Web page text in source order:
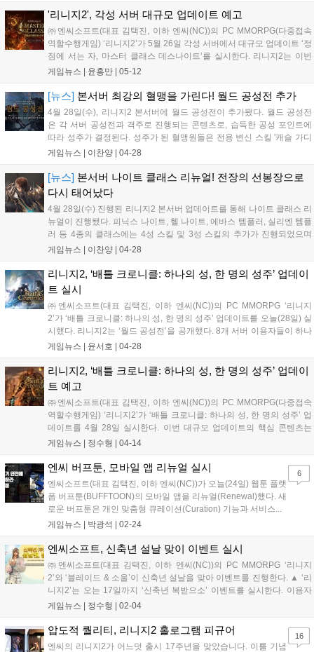
'리니지2', 각성 서버 대규모 업데이트 예고
㈜엔씨소프트(대표 김택진, 이하 엔씨(NC))의 PC MMORPG(다중접속
역할수행게임) ‘리니지2’가 5월 26일 각성 서버에서 대규모 업데이트 ‘정
점에 서는 자, 마스터 클래스 데스나이트’를 실시한다. 리니지2는 이번
업데이트에서 ▲신규 클래스 ‘데...
게임뉴스 | 윤홍만 05-12
[뉴스] 본서버 최강의 혈맹을 가린다! 월드 공성전 추가
4월 28일(수), 리니지2 본서버에 월드 공성전이 추가됐다. 월드 공성전
은 각 서버 공성전과 격주로 진행되는 콘텐츠로, 습득한 공성 포인트에
따라 성주가 결정된다. 성주가 된 혈맹원들은 전용 변신 스킬 '캐슬 가디
언 변신'을 월드 서버에서 사용할 수...
게임뉴스 | 이찬양 04-28
[뉴스] 본서버 나이트 클래스 리뉴얼! 전장의 선봉장으로
다시 태어났다
4월 28일(수) 진행된 리니지2 본서버 업데이트를 통해 나이트 클래스 리
뉴얼이 진행됐다. 피닉스 나이트, 헬 나이트, 에바스 템플러, 실리엔 템플
러 등 4종의 클래스에는 4성 스킬 및 3성 스킬의 추가가 진행되었으며
나이트 클래스 공통 버프 스킬도...
게임뉴스 | 이찬양 04-28
리니지2, ‘배틀 크로니클: 하나의 성, 한 명의 성주’ 업데이
트 실시
㈜엔씨소프트(대표 김택진, 이하 엔씨(NC))의 PC MMORPG ‘리니지
2’가 ‘배틀 크로니클: 하나의 성, 한 명의 성주’ 업데이트를 오늘(28일) 실
시했다. 리니지2는 ‘월드 공성전’을 공개했다. 8개 서버 이용자들이 하나
의 ‘아덴성’을 두고 승...
게임뉴스 | 윤서호 04-28
리니지2, ‘배틀 크로니클: 하나의 성, 한 명의 성주’ 업데이
트 예고
㈜엔씨소프트(대표 김택진, 이하 엔씨(NC))의 PC MMORPG(다중접속
역할수행게임) ‘리니지2’가 ‘배틀 크로니클: 하나의 성, 한 명의 성주’ 업
데이트를 4월 28일 실시한다. 이번 대규모 업데이트의 핵심 콘텐츠는
‘월드 공성전’이다. 월드 공성...
게임뉴스 | 정수형 04-14
엔씨 버프툰, 모바일 앱 리뉴얼 실시
엔씨소프트(대표 김택진, 이하 엔씨(NC))가 오늘(24일) 웹툰 플랫
폼 버프툰(BUFFTOON)의 모바일 앱을 리뉴얼(Renewal)했다. 새
로운 버프툰은 개인 맞춤형 큐레이션(Curation) 기능과 서비스...
게임뉴스 | 박광석 02-24
6
엔씨소프트, 신축년 설날 맞이 이벤트 실시
㈜엔씨소프트(대표 김택진, 이하 엔씨(NC))의 PC MMORPG ‘리니지
2’와 ‘블레이드 & 소울’이 신축년 설날을 맞아 이벤트를 진행한다. ▲ ‘리
니지2’는 오는 17일까지 ‘신축년 복받으소’ 이벤트를 실시한다. 이용자
는 1일 1회 이벤트 사냥터...
게임뉴스 | 정수형 02-04
압도적 퀄리티, 리니지2 홀로그램 피규어
엔씨의 리니지2가 어느덧 출시 17주년을 맞았습니다. 이를 기념
16